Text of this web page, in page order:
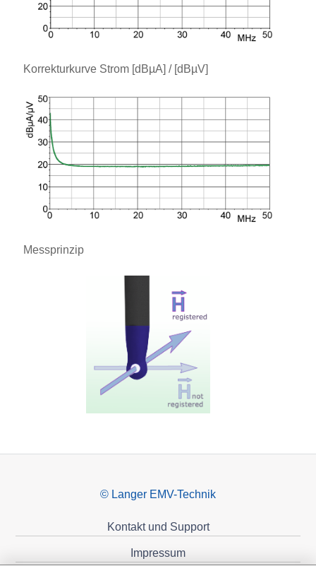
Korrekturkurve Strom [dBµA] / [dBµV]
Messprinzip
© Langer EMV-Technik
Kontakt und Support
Impressum